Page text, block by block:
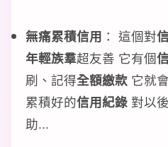
無痛累積信用 ： 這個對
年輕族羣超友善 它有個
刷、記得全額繳款 它就
累積好的信用紀錄 對以
助...